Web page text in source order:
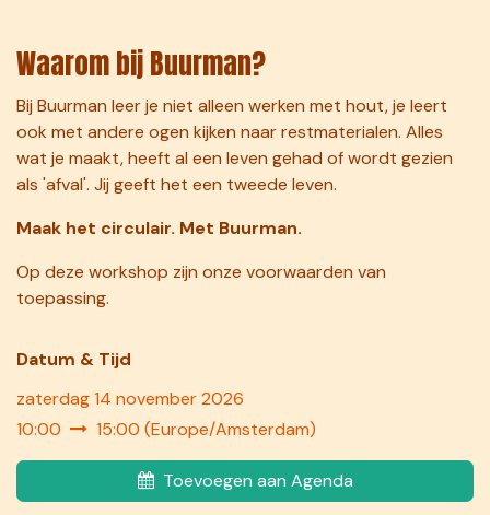
Waarom bij Buurman?
Bij Buurman leer je niet alleen werken met hout, je leert
ook met andere ogen kijken naar restmaterialen. Alles
wat je maakt, heeft al een leven gehad of wordt gezien
als 'afval'. Jij geeft het een tweede leven.
Maak het circulair. Met Buurman.
Op deze workshop zijn onze voorwaarden van
toepassing.
Datum & Tij​d
zaterdag 14 november 2026
10:00
15:00 (Europe/Amsterdam)
Toevoegen aan Agenda